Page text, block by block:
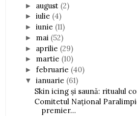
► august (2)
►iulie (4)
►iunie (11)
► mai (52)
► aprilie (29)
► martie (10)
►februarie (40)
▼ianuarie (61)
Skin icing și saună: ritualul
Comitetul Național
premier...